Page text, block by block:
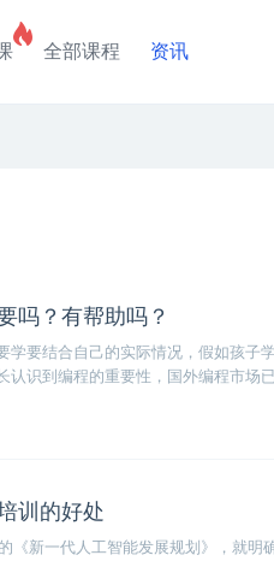
全部课程 资讯
吗？有帮助吗？
学要结合自己的实际情况，假如孩子
认识到编程的重要性，国外编程市场
训的好处
《新一代人工智能发展规划》，就